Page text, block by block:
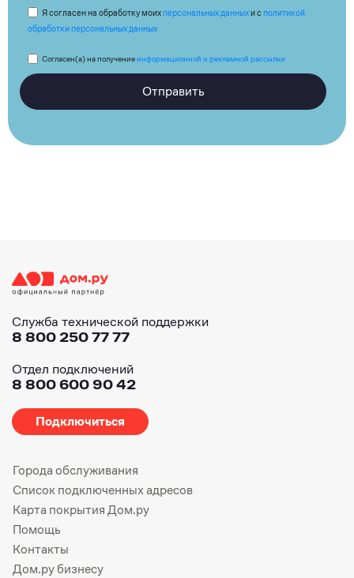
Я согласен на обработку моих персональных данныхи с политикой
обработки персональных данных
Согласен(а) на получениеинформационной и рекламной рассылки
Отправить
Служба технической поддержки
8 800 250 77 77
Отдел подключений
8 800 600 90 42
Подключиться
Города обслуживания
Список подключенных адресов
Карта покрытия Дом.ру
Помощь
Контакты
Дом.ру бизнесу